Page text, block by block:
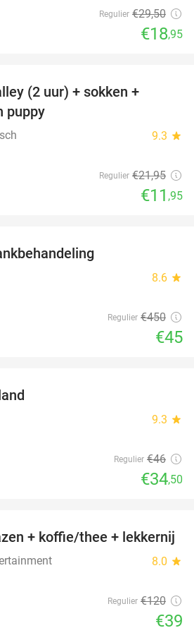
Regulier €29,50
€18,95
(2 uur) + sokken +
puppy
9.3 star
Regulier €21,95
€11 ,95
8.6 star
Regulier €450
€45
9.3 star
Regulier €46
€34,50
68%
+ koffie/thee + lekkernij
8.0 star
Regulier €120
€39